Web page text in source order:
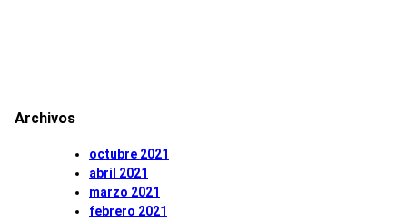
Archivos
octubre 2021
abril 2021
marzo 2021
febrero 2021